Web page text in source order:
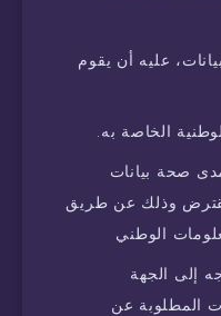
عليه أن يقوم
الخاصة به.
صحة بيانات
وذلك عن طريق
الوطني
إلى الجهة
المطلوبة عن